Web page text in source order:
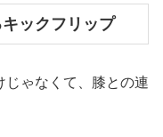
ックフリップ
じゃなくて、膝との連